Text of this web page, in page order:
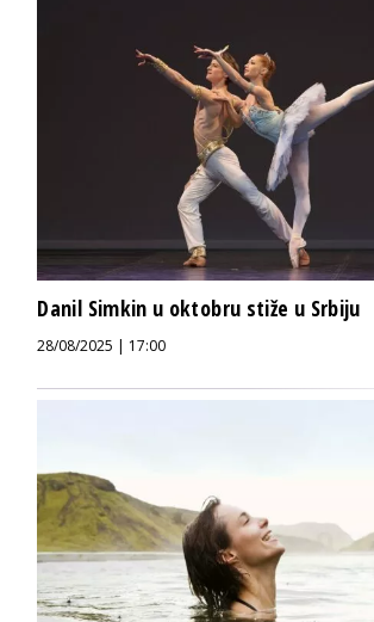
Danil Simkin u oktobru stiže u Srbiju
28/08/2025 | 17:00